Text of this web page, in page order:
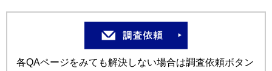
各QAページをみても解決しない場合は調査依頼ボタン